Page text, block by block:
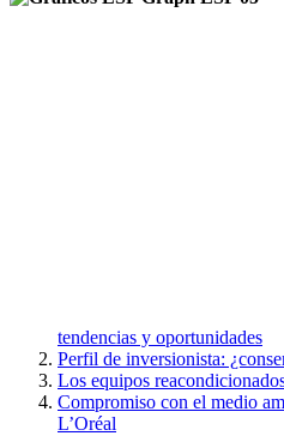
tendencias y oportunidades
Perfil de inversionista:
Los equipos
Compromiso con el medio
L’Oréal